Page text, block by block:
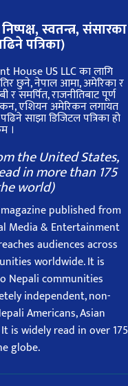
स्वतन्त्र,संसारका
पत्रिका)
US LLC का लागि
छुने, नेपाल आमा, अमेरिका र
समर्पित, राजनीतिबाट पूर्ण
एशियन अमेरिकन लगायत
साझा डिजिटल पत्रिका हो
।
the United States,
in more than 175
world)
published from
Media & Entertainment
audiences across
worldwide. It is
Nepali communities
independent, non-
Americans, Asian
is widely read in over 175
globe.